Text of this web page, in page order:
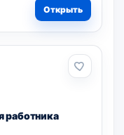
Открыть
работника